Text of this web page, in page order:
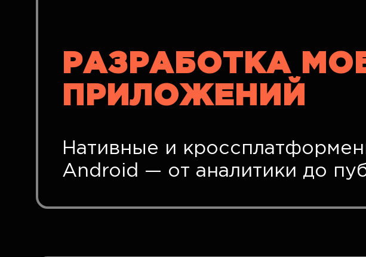
РАЗРАБОТКА
ПРИЛОЖЕНИЙ
Нативные и
Android — от аналитики до